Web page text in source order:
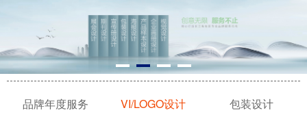
品牌年度服务 VI/LOGO设计
包装设计